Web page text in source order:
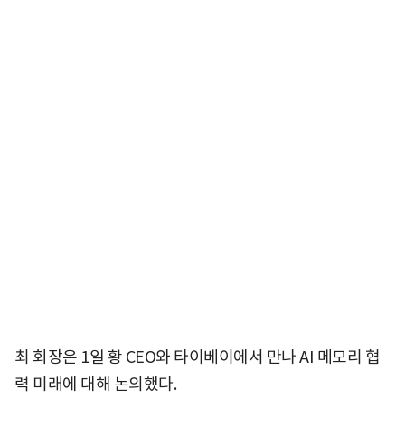
최 회장은 1일 황 CEO와 타이베이에서 만나 AI 메모리 협
력 미래에 대해 논의했다.